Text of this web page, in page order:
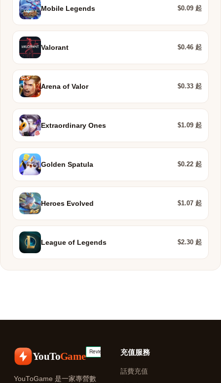
Mobile Legends $0.09 起
Valorant $0.46 起
Arena of Valor $0.33 起
Extraordinary Ones $1.09 起
Golden Spatula $0.22 起
Heroes Evolved $1.07 起
League of Legends $2.30 起
YouToGame
YouToGame 是一家專營數
充值服務
話費充值